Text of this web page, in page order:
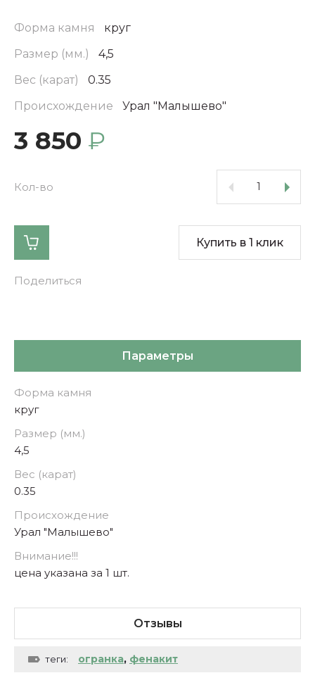
Форма камня
круг
Размер (мм.)
4,5
Вес (карат)
0.35
Происхождение
Урал "Малышево"
3 850 ₽
Кол-во
Купить в 1 клик
Поделиться
Параметры
Форма камня
круг
Размер (мм.)
4,5
Вес (карат)
0.35
Происхождение
Урал "Малышево"
Внимание!!!
цена указана за 1 шт.
Отзывы
теги: огранка, фенакит